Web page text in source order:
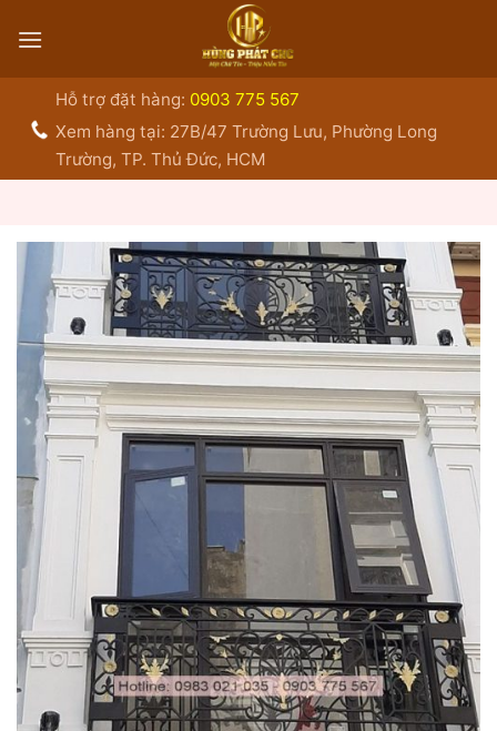
qua
Hỗ trợ đặt hàng: 0903 775 567
Xem hàng tại: 27B/47 Trường Lưu, Phường Long
Trường, TP. Thủ Đức, HCM